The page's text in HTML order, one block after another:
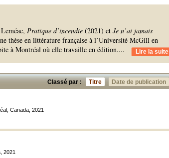
Pratique d’incendie (2021) et Je n’ai jamais
thèse en littérature française à l’Université McGill en
à Montréal où elle travaille en édition.... Lire la suite
Classé par : Titre Date de publication
Canada, 2021
2021